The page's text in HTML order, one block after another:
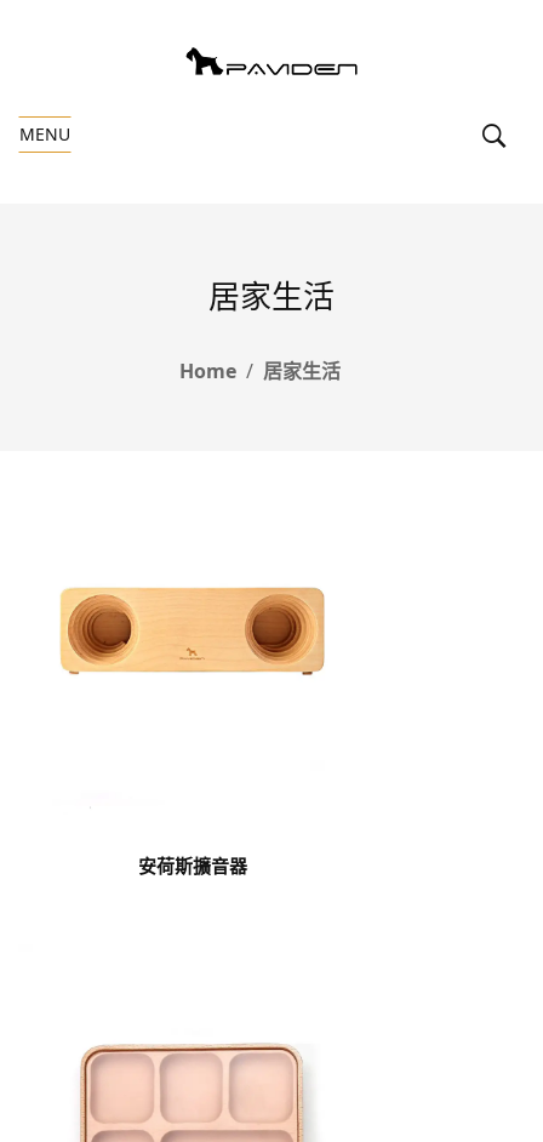
MENU
居家生活
Home 居家生活
安荷斯擴音器